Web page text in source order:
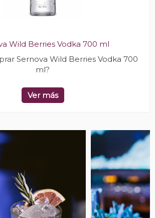
Wild Berries Vodka 700 ml
Sernova Wild Berries Vodka 700
ml?
Ver más